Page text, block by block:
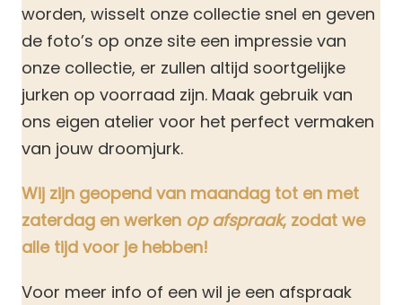
worden, wisselt onze collectie snel en geven
de foto’s op onze site een impressie van
onze collectie, er zullen altijd soortgelijke
jurken op voorraad zijn. Maak gebruik van
ons eigen atelier voor het perfect vermaken
van jouw droomjurk.
Wij zijn geopend van maandag tot en met
zaterdag en werken op afspraak, zodat we
alle tijd voor je hebben!
Voor meer info of een wil je een afspraak